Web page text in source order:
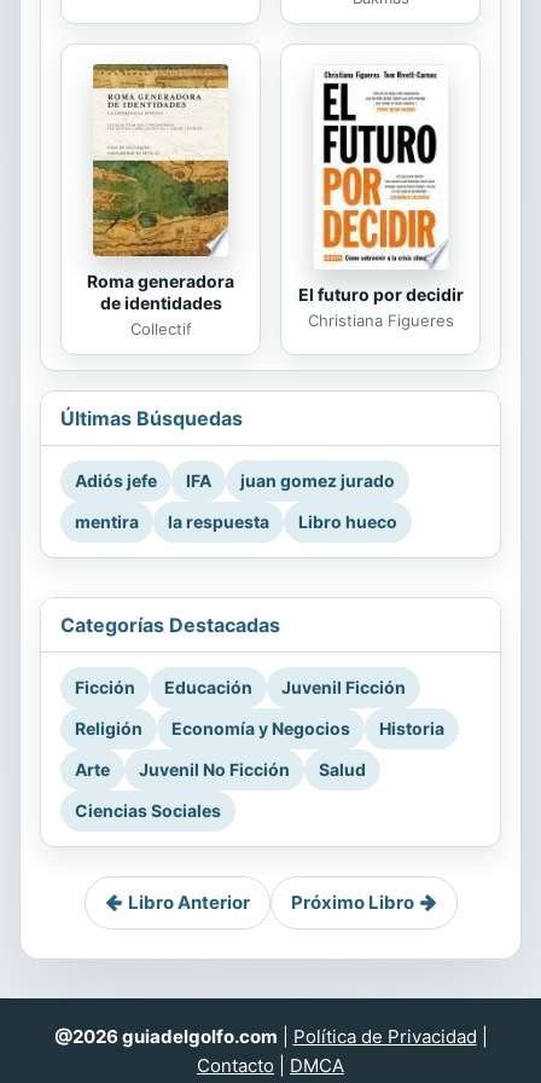
Roma generadora
de identidades
Collectif
El futuro por decidir
Christiana Figueres
Últimas Búsquedas
Adiós jefe IFA
juan gomez jurado
mentira
la respuesta Libro hueco
Categorías Destacadas
Ficción Educación
Juvenil Ficción
Religión
Economía y Negocios
Historia
Arte
Juvenil No Ficción
Salud
Ciencias Sociales
Libro Anterior Próximo Libro
@2026 guiadelgolfo.com Política de Privacidad
Contacto
DMCA